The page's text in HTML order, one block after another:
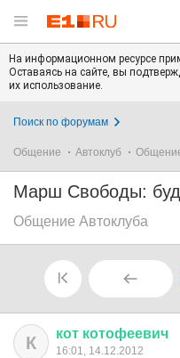
На информационном ресурсе
Оставаясь на сайте, вы
их использование.
Поиск по форумам
Общение Автоклуб
Марш Свободы:
Общение Автоклуба
К кот котофеевич
16:01, 14.12.2012